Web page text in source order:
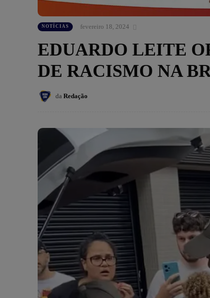
NOTÍCIAS fevereiro 18, 2024
EDUARDO LEITE
DE RACISMO NA
da Redação